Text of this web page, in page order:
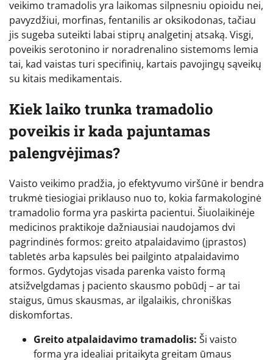
veikimo tramadolis yra laikomas silpnesniu opioidu nei,
pavyzdžiui, morfinas, fentanilis ar oksikodonas, tačiau
jis sugeba suteikti labai stiprų analgetinį atsaką. Visgi,
poveikis serotonino ir noradrenalino sistemoms lemia
tai, kad vaistas turi specifinių, kartais pavojingų sąveikų
su kitais medikamentais.
Kiek laiko trunka tramadolio
poveikis ir kada pajuntamas
palengvėjimas?
Vaisto veikimo pradžia, jo efektyvumo viršūnė ir bendra
trukmė tiesiogiai priklauso nuo to, kokia farmakologinė
tramadolio forma yra paskirta pacientui. Šiuolaikinėje
medicinos praktikoje dažniausiai naudojamos dvi
pagrindinės formos: greito atpalaidavimo (įprastos)
tabletės arba kapsulės bei pailginto atpalaidavimo
formos. Gydytojas visada parenka vaisto formą
atsižvelgdamas į paciento skausmo pobūdį – ar tai
staigus, ūmus skausmas, ar ilgalaikis, chroniškas
diskomfortas.
Greito atpalaidavimo tramadolis: Ši vaisto
forma yra idealiai pritaikyta greitam ūmaus